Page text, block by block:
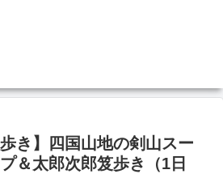
き】四国山地の剣山スー
＆太郎次郎笈歩き（1日